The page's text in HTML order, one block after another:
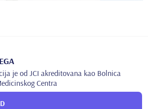
je od JCI akreditovana kao Bolnica
Centra